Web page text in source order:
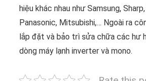
hiệu khác nhau như Samsung,
Panasonic, Mitsubishi,… Ngoài ra
lắp đặt và bảo trì sửa chữa các hư
dòng máy lạnh inverter và mono.